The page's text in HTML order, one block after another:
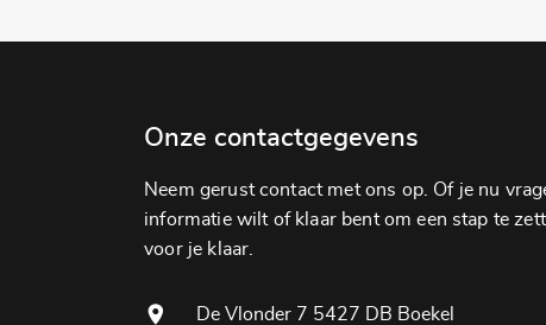
Onze contactgegevens
Neem gerust contact met ons op. Of je nu
informatie wilt of klaar bent om een ​​stap te
voor je klaar.
De Vlonder 7 5427 DB Boekel